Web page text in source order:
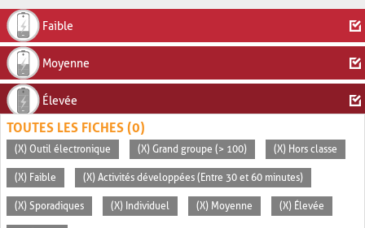
Faible
Moyenne
Élevée
TOUTES LES FICHES (0)
(X) Outil électronique (X) Grand groupe (> 100) (X) Hors classe
(X) Faible (X) Activités développées (Entre 30 et 60 minutes)
(X) Sporadiques (X) Individuel (X) Moyenne (X) Élevée